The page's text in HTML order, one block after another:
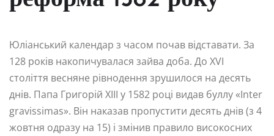
Юліанський календар з часом почав відставати. За
128 років накопичувалася зайва доба. До XVI
століття весняне рівнодення зрушилося на десять
днів. Папа Григорій XIII у 1582 році видав буллу «Inter
gravissimas». Він наказав пропустити десять днів (з 4
жовтня одразу на 15) і змінив правило високосних